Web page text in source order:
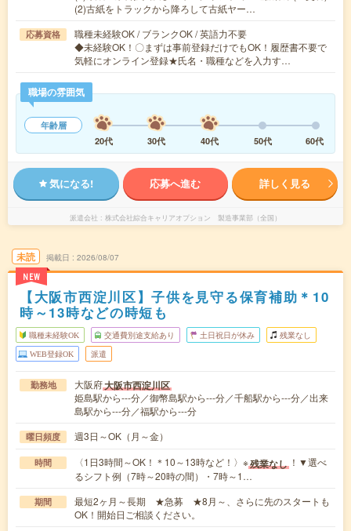
(2)古紙をトラックから降ろして古紙ヤー…
応募資格
職種未経験OK / ブランクOK / 英語力不要
◆未経験OK！〇まずは事前登録だけでもOK！履歴書不要で
気軽にオンライン登録★氏名・職種などを入力す…
職場の雰囲気
年齢層
20代
30代 40代 50代 60代
気になる! 応募へ進む 詳しく見る
派遣会社 株式会社綜合キャリアオプション 製造事業部（全国）
未読
NEW
掲載日 2026/08/07
【大阪市西淀川区】子供を見守る保育補助＊10
時～13時などの時短も
職種未経験OK 交通費別途支給あり 土日祝日が休み 残業なし
WEB登録OK 派遣
勤務地 大阪府大阪市西淀川区
姫島駅から---分／御幣島駅から---分／千船駅から---分／出来
島駅から---分／福駅から---分
曜日頻度 週3日～OK（月～金）
時間 〈1日3時間～OK！＊10～13時など！〉※残業なし ！▼選べ
るシフト例（7時～20時の間）・7時～1…
期間
最短2ヶ月～長期 ★急募 ★8月～、さらに先のスタートも
OK！開始日ご相談ください。